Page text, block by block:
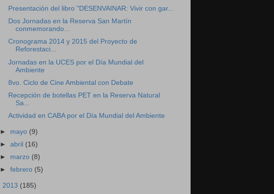
Presentación del libro "DESENVAINAR: Vivir con gar...
Dos Jornadas en la Reserva San Martín
conmemorando...
Cronograma 2014 y 2015 del Proyecto de
Reforestaci...
Jornadas en la UCES por el Día Mundial del
Ambiente
8vo. Ciclo de Cine Ambiental con Debate
Recepción de botellas PET en la Reserva Natural
Sa...
Actividad en CABA por el Día Mundial del Ambiente
► mayo (9)
►abril (16)
► marzo (8)
►febrero (5)
2013 (185)